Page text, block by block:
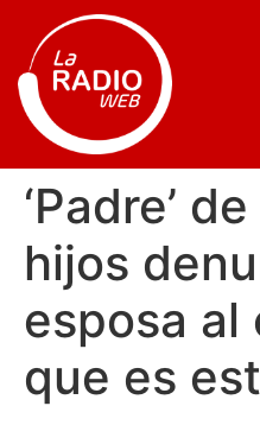
‘Padre’
hijos
esposa al
que es